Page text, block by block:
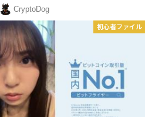
CryptoDog
初心者ファイル